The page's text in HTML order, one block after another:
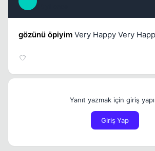
gözünü öpiyim Very Happy Very
Yanıt yazmak için giriş
Giriş Yap